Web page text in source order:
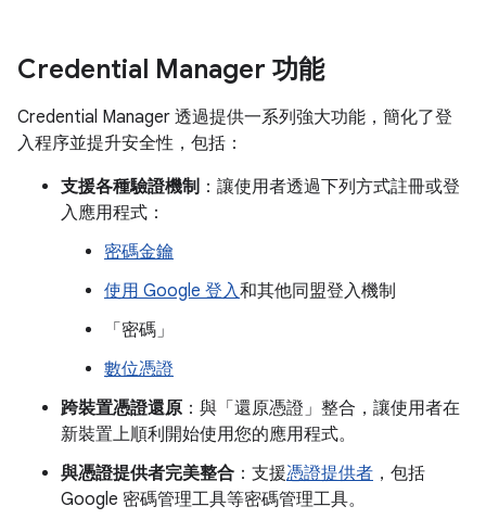
Credential Manager 功能
Credential Manager 透過提供一系列強大功能，簡化了登
入程序並提升安全性，包括：
支援各種驗證機制 ：讓使用者透過下列方式註冊或登
入應用程式：
密碼金鑰
使用 Google 登入和其他同盟登入機制
「密碼」
數位憑證
跨裝置憑證還原 ：與「還原憑證」 整合，讓使用者在
新裝置上順利開始使用您的應用程式。
與憑證提供者完美整合 ：支援憑證提供者 ，包括
Google 密碼管理工具等密碼管理工具。